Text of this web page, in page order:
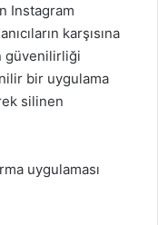
Instagram
karşısına
güvenilirliği
bir uygulama
silinen
uygulaması